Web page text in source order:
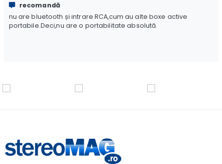
recomandă
nu are bluetooth și intrare RCA,cum au alte boxe active
portabile.Deci,nu are o portabilitate absolută.